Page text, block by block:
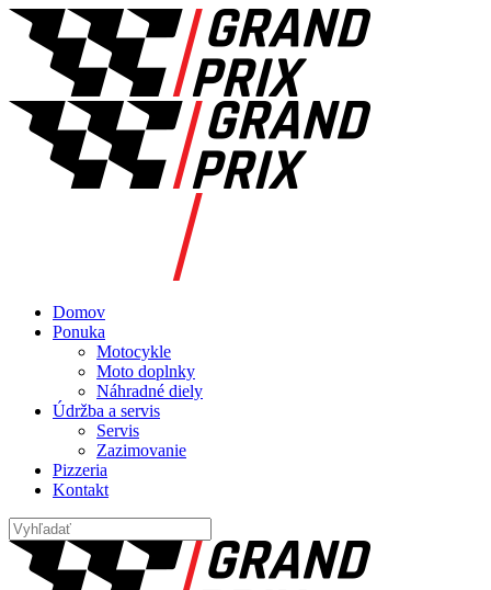
Domov
Ponuka
Motocykle
Moto doplnky
Náhradné diely
Údržba a servis
Servis
Zazimovanie
Pizzeria
Kontakt